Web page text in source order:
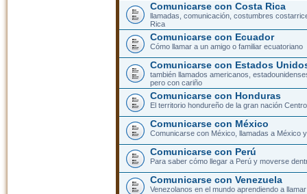
Comunicarse con Costa Rica
llamadas, comunicación, costumbres
Rica
Comunicarse con Ecuador
Cómo llamar a un amigo o familiar ecuatoriano
Comunicarse con Estados
también llamados americanos,
pero con cariño
Comunicarse con Honduras
El territorio hondureño de la gran nación
Comunicarse con México
Comunicarse con México, llamadas a México
Comunicarse con Perú
Para saber cómo llegar a Perú y moverse
Comunicarse con Venezuela
Venezolanos en el mundo aprendiendo a